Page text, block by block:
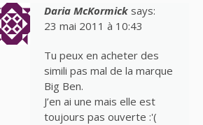
Daria McKormick says:
23 mai 2011 à 10:43
Tu peux en acheter des
simili pas mal de la marque
Big Ben.
J’en ai une mais elle est
toujours pas ouverte :'(